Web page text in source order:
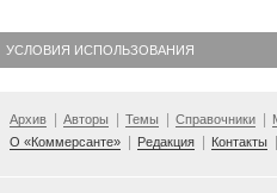
УСЛОВИЯ ИСПОЛЬЗОВАНИЯ
Архив Авторы Темы Справочники
О «Коммерсанте»
Редакция Контакты